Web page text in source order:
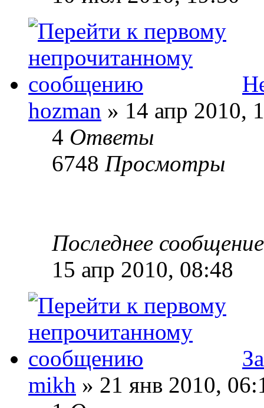
hozman » 14 апр 2010,
4 Ответы
6748 Просмотры
Последнее
15 апр 2010, 08:48
mikh » 21 янв 2010,